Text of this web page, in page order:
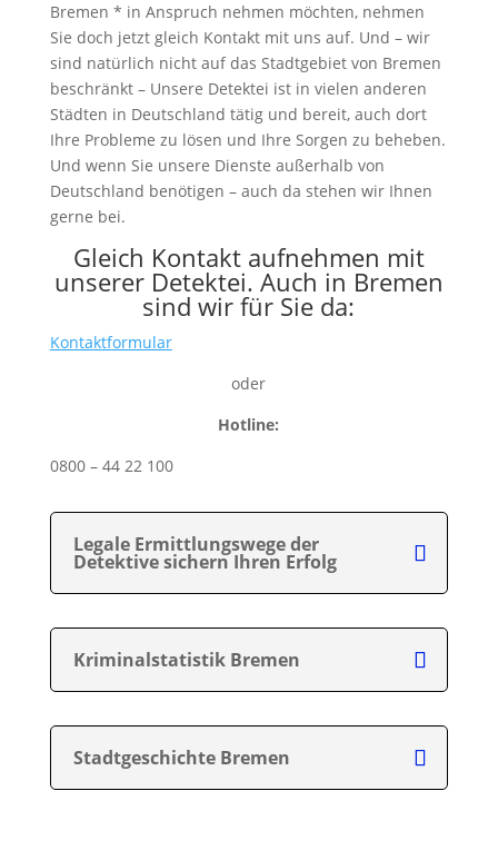
Bremen * in Anspruch nehmen möchten, nehmen
Sie doch jetzt gleich Kontakt mit uns auf. Und – wir
sind natürlich nicht auf das Stadtgebiet von Bremen
beschränkt – Unsere Detektei ist in vielen anderen
Städten in Deutschland tätig und bereit, auch dort
Ihre Probleme zu lösen und Ihre Sorgen zu beheben.
Und wenn Sie unsere Dienste außerhalb von
Deutschland benötigen – auch da stehen wir Ihnen
gerne bei.
Gleich Kontakt aufnehmen mit
unserer Detektei. Auch in Bremen
sind wir für Sie da:
Kontaktformular
oder
Hotline:
0800 – 44 22 100
Legale Ermittlungswege der
Detektive sichern Ihren Erfolg
Kriminalstatistik Bremen
Stadtgeschichte Bremen